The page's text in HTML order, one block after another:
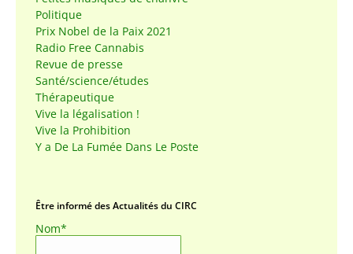
Politique
Prix Nobel de la Paix 2021
Radio Free Cannabis
Revue de presse
Santé/science/études
Thérapeutique
Vive la légalisation !
Vive la Prohibition
Y a De La Fumée Dans Le Poste
Être informé des Actualités du CIRC
Nom*